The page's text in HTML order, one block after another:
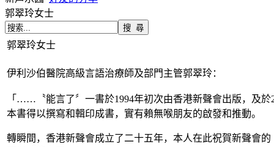
郭翠玲女士
郭翠玲女士
伊利沙伯醫院高級言語治療師及部門主管郭翠玲：
「……〝能言了〞一書於1994年初次由香港新聲會出版，及
本書得以撰寫和輯印成書，實有賴無喉朋友的啟發和推動。
轉瞬間，香港新聲會成立了二十五年，本人在此祝賀新聲會